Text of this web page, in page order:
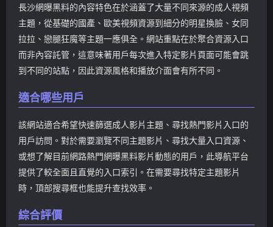
長沙網曝黑料的內容特色在於涵蓋了大量不同來源的成人視頻
主題，從基礎的國產、歐美視頻資源到細分的明星換臉、女同
拉拉、戀腿狂魔等主題一應俱全。網站重點在於聚合資源入口
而非內容託管，這意味著用戶每次進入特定影片頁面可能會跳
到不同的站點，因此資源風格和播放介面會有所不同。
適合哪些用戶
該網站適合希望快速篩選成人影片主題、尋找熱門影片入口的
用戶訪問。對於需要瀏覽不同主題影片、尋找大量入口資源、
或想了解目前網路熱門網曝黑料影片動態的用戶，此導航平台
提供了較全面且直覺的入口索引。在需要尋找特定主題影片
時，頂部搜尋框也能提升查找效率。
綜合評價